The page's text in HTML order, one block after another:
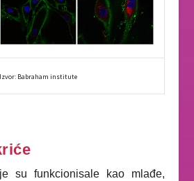
Izvor: Babraham institute
su funkcionisale kao mlađe,